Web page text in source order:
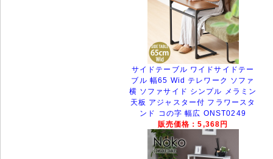
サイドテーブル ワイドサイドテー
ブル 幅65 Wid テレワーク ソファ
横 ソファサイド シンプル メラミン
天板 アジャスター付 フラワースタ
ンド コの字 幅広 ONST0249
販売価格：5,368円